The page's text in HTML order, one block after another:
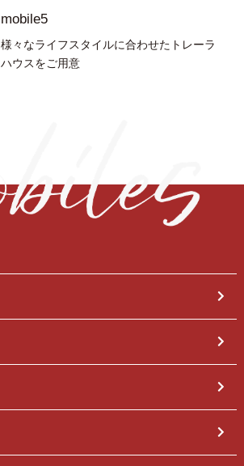
mobile5
様々なライフスタイルに合わせたトレーラ
ハウスをご用意